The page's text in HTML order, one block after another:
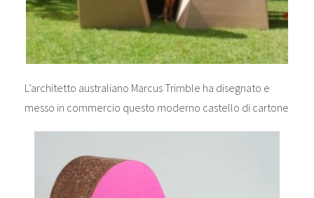
L’architetto australiano Marcus Trimble ha disegnato e
messo in commercio questo moderno castello di cartone